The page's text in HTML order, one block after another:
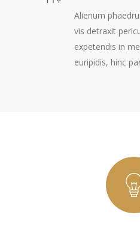
Alienum
vis detraxit
expetendis in
euripidis, hinc